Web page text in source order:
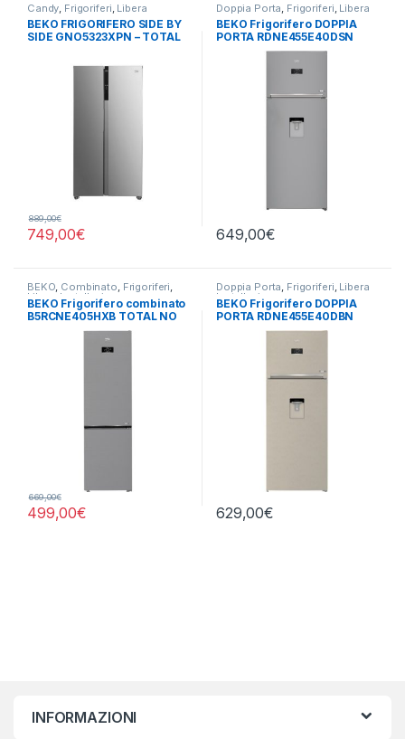
Candy Frigoriferi Libera
Installazione, Side by Side 4
Porte
BEKO FRIGORIFERO SIDE BY
SIDE GNO5323XPN – TOTAL
749,00€
889,00€
Doppia Porta Frigoriferi Libera
Installazione
BEKO Frigorifero DOPPIA
PORTA RDNE455E40DSN
TOTAL NO FROST
649,00€
BEKO, Combinato, Frigoriferi,
Libera Installazione
BEKO Frigorifero combinato
B5RCNE405HXB TOTAL NO
499,00€
669,00€
Doppia Porta, Frigoriferi, Libera
Installazione
BEKO Frigorifero DOPPIA
PORTA RDNE455E40DBN
TOTAL NO FROST
629,00€
INFORMAZIONI